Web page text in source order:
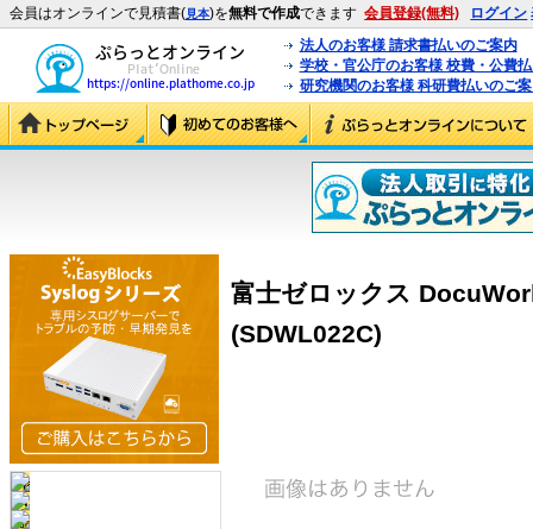
会員はオンラインで見積書(見本)を無料で作成できます 会員登録(無料) ログイン
法人のお客様 請求書払いのご案内
学校・官公庁のお客様 校費・公費
研究機関のお客様 科研費払いのご
富士ゼロックス
(SDWL022C)